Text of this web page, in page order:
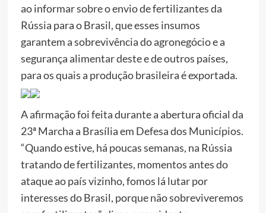
ao informar sobre o envio de fertilizantes da
Rússia para o Brasil, que esses insumos
garantem a sobrevivência do agronegócio e a
segurança alimentar deste e de outros países,
para os quais a produção brasileira é exportada.
A afirmação foi feita durante a abertura oficial da
23ª Marcha a Brasília em Defesa dos Municípios.
“Quando estive, há poucas semanas, na Rússia
tratando de fertilizantes, momentos antes do
ataque ao país vizinho, fomos lá lutar por
interesses do Brasil, porque não sobreviveremos